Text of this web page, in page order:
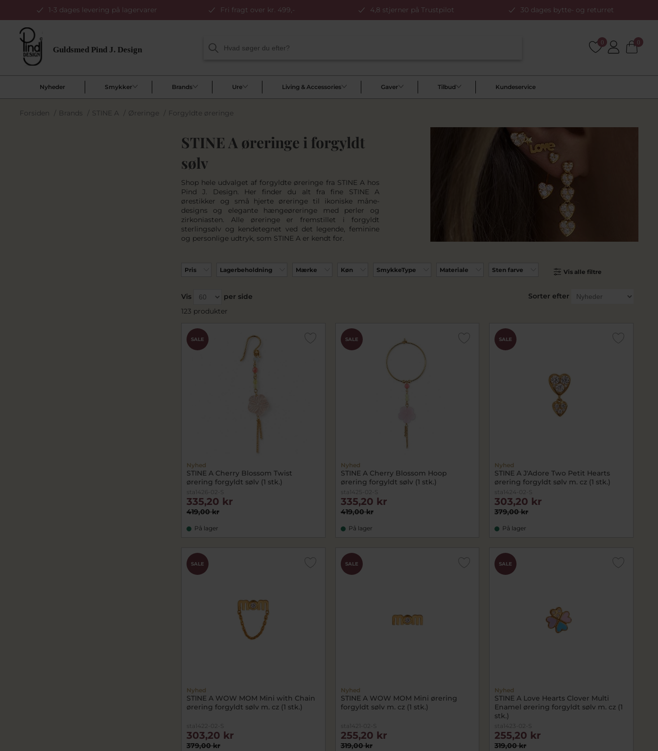
1-3 dages levering på lagervarer Fri fragt over kr. 499,- 4,8 stjerner på Trustpilot 30 dages bytte- og returret
0 0
Nyheder Smykker Brands Ure Living & Accessories Gaver Tilbud Kundeservice
Forsiden / Brands / STINE A / Øreringe / Forgyldte øreringe
STINE A øreringe i forgyldt
sølv
Shop hele udvalget af forgyldte øreringe fra STINE A hos
Pind J. Design. Her finder du alt fra fine STINE A
ørestikker og små hjerte øreringe til ikoniske måne-
designs og elegante hængeøreringe med perler og
zirkoniasten. Alle øreringe er fremstillet i forgyldt
sterlingsølv og kendetegnet ved det legende, feminine
og personlige udtryk, som STINE A er kendt for.
Pris Lagerbeholdning Mærke Køn SmykkeType Materiale Sten farve Vis alle filtre
Sorter efter
Vis
per side
123 produkter
SALE
Nyhed
STINE A Cherry Blossom Twist
ørering forgyldt sølv (1 stk.)
sta1426-02-S
419,00 kr
335,20 kr
På lager
SALE
Nyhed
STINE A Cherry Blossom Hoop
ørering forgyldt sølv (1 stk.)
sta1425-02-S
419,00 kr
335,20 kr
På lager
SALE
Nyhed
STINE A J'Adore Two Petit Hearts
ørering forgyldt sølv m. cz (1 stk.)
sta1424-02-S
379,00 kr
303,20 kr
På lager
SALE
Nyhed
STINE A WOW MOM Mini with Chain
ørering forgyldt sølv m. cz (1 stk.)
sta1422-02-S
379,00 kr
303,20 kr
SALE
Nyhed
STINE A WOW MOM Mini ørering
forgyldt sølv m. cz (1 stk.)
sta1421-02-S
319,00 kr
255,20 kr
SALE
Nyhed
STINE A Love Hearts Clover Multi
Enamel ørering forgyldt sølv m. cz (1
stk.)
sta1423-02-S
319,00 kr
255,20 kr